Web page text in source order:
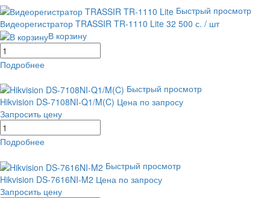
Быстрый просмотр
Видеорегистратор TRASSIR TR-1110 Lite 32 500 с. / шт
В корзину
Подробнее
Быстрый просмотр
Hikvision DS-7108NI-Q1/M(C) Цена по запросу
Запросить цену
Подробнее
Быстрый просмотр
Hikvision DS-7616NI-M2 Цена по запросу
Запросить цену